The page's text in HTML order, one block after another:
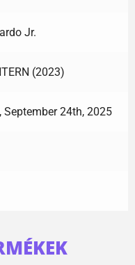
Jr.
(2023)
September 24th, 2025